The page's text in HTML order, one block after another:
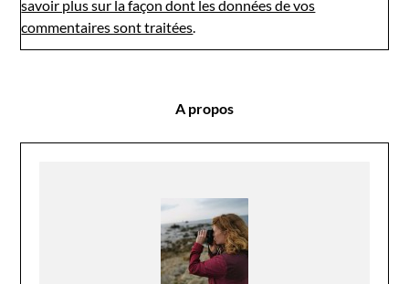
savoir plus sur la façon dont les données de vos
commentaires sont traitées.
A propos